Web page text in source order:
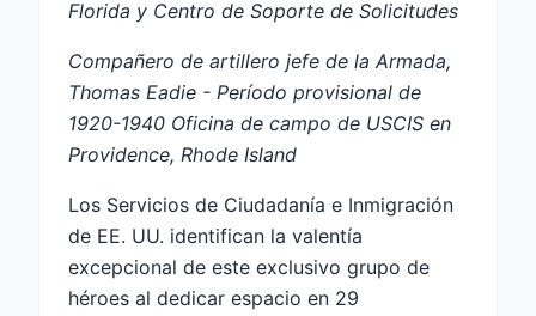
Florida y Centro de Soporte de Solicitudes
Compañero de artillero jefe de la Armada,
Thomas Eadie - Período provisional de
1920-1940 Oficina de campo de USCIS en
Providence, Rhode Island
Los Servicios de Ciudadanía e Inmigración
de EE. UU. identifican la valentía
excepcional de este exclusivo grupo de
héroes al dedicar espacio en 29